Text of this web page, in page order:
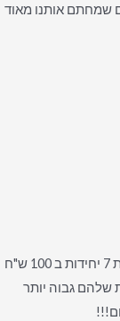
ש"ח , אתם אלופים שמחתם אותנו מאוד
אני רוצה להגיד פשוט ואוו!! לא להאמין שאפשר לקנות 7 יחידות ב 100 ש"ח
והאיכות שלהם גבוה יותר